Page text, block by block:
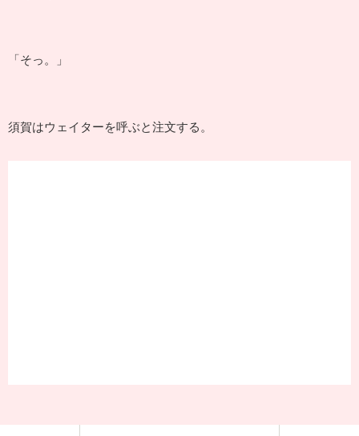
「そっ。」
須賀はウェイターを呼ぶと注文する。